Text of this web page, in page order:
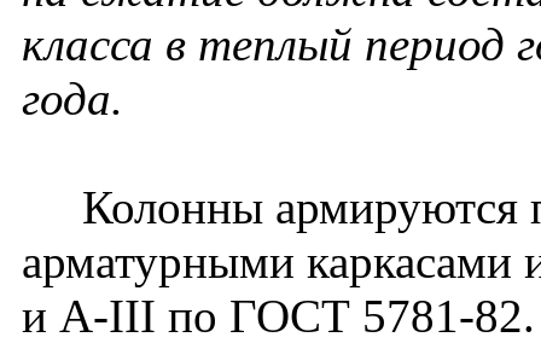
класса в теплый период
года.
Колонны армируются
арматурными каркасами
и A-III по ГОСТ 5781-82.